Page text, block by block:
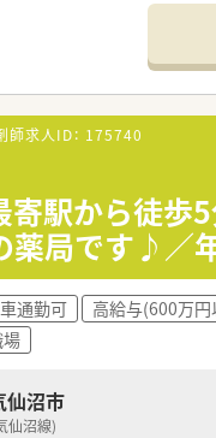
師求人ID： 175740
寄駅から徒
薬局です♪／
車通勤可 高給与(600万円
仙沼市
仙沼線)